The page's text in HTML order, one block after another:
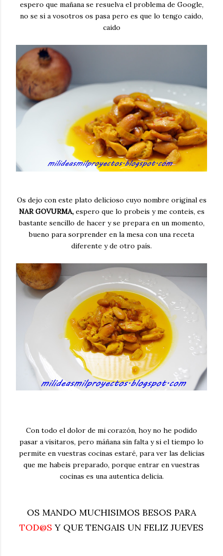
espero que mañana se resuelva el problema de Google,
no se si a vosotros os pasa pero es que lo tengo caido,
caido
Os dejo con este plato delicioso cuyo nombre original es
NAR GOVURMA, espero que lo probeis y me conteis, es
bastante sencillo de hacer y se prepara en un momento,
bueno para sorprender en la mesa con una receta
diferente y de otro país.
Con todo el dolor de mi corazón, hoy no he podido
pasar a visitaros, pero máñana sin falta y si el tiempo lo
permite en vuestras cocinas estaré, para ver las delicias
que me habeis preparado, porque entrar en vuestras
cocinas es una autentica delicia.
OS MANDO MUCHISIMOS BESOS PARA
TOD@S Y QUE TENGAIS UN FELIZ JUEVES